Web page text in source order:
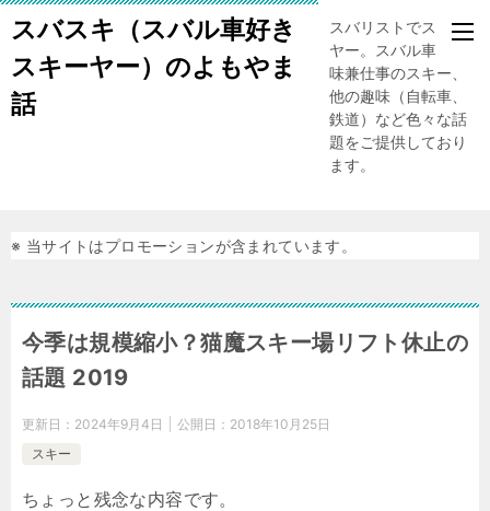
スバスキ（スバル車好き
スキーヤー）のよもやま
話
スバリストでスキー
ヤー。スバル車、趣
味兼仕事のスキー、
他の趣味（自転車、
鉄道）など色々な話
題をご提供しており
ます。
※ 当サイトはプロモーションが含まれています。
今季は規模縮小？猫魔スキー場リフト休止の
話題 2019
更新日： 2024年9月4日 公開日： 2018年10月25日
スキー
ちょっと残念な内容です。